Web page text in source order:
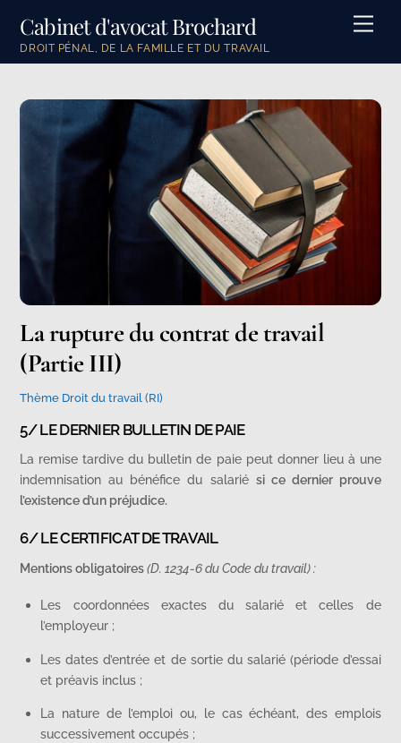
content
Cabinet d'avocat Brochard
DROIT PÉNAL, DE LA FAMILLE ET DU TRAVAIL
La rupture du contrat de travail
(Partie III)
Thème Droit du travail (RI)
5/ LE DERNIER BULLETIN DE PAIE
La remise tardive du bulletin de paie peut donner lieu à une
indemnisation au bénéfice du salarié si ce dernier prouve
l’existence d’un préjudice.
6/ LE CERTIFICAT DE TRAVAIL
Mentions obligatoires(D. 1234-6 du Code du travail) :
Les coordonnées exactes du salarié et celles de
l’employeur ;
Les dates d’entrée et de sortie du salarié (période d’essai
et préavis inclus ;
La nature de l’emploi ou, le cas échéant, des emplois
successivement occupés ;